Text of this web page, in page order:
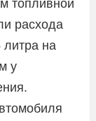
топливной
расхода
на
у